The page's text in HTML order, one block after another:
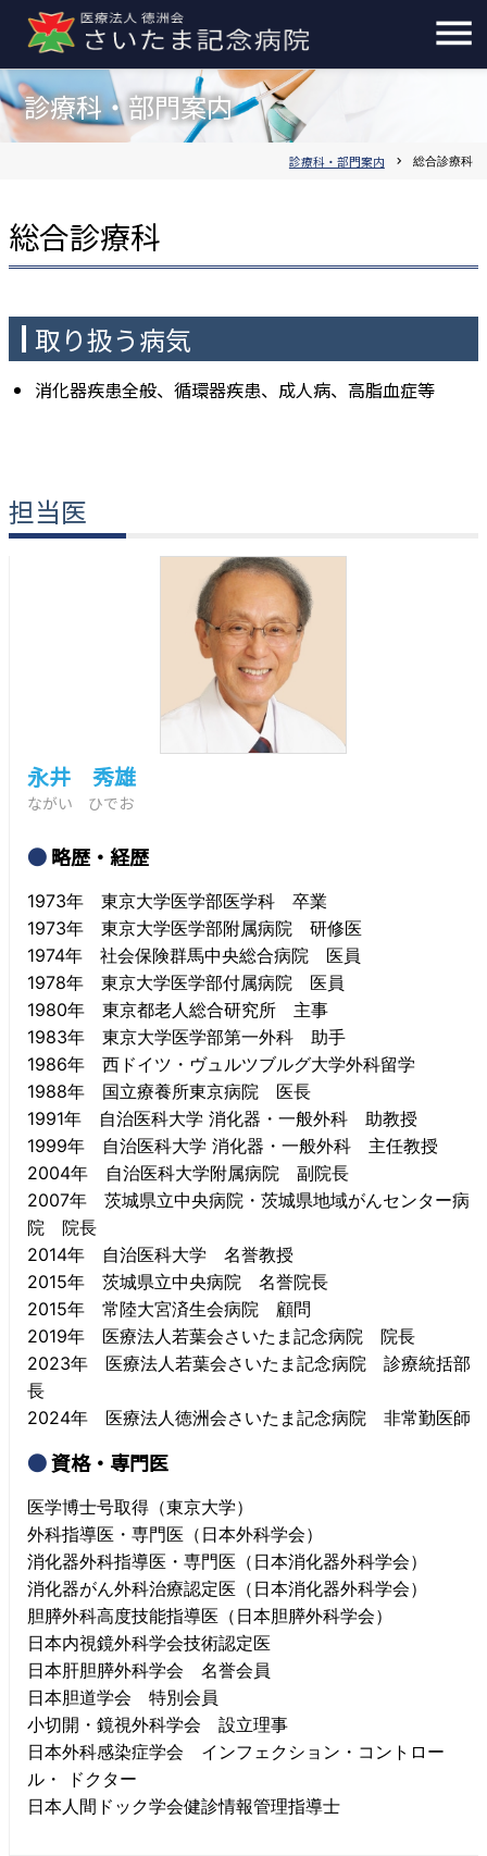
診療科・部門案内
診療科・部門案内 chevron_right 総合診療科
総合診療科
取り扱う病気
消化器疾患全般、循環器疾患、成人病、高脂血症等
担当医
永井 秀雄
ながい ひでお
略歴・経歴
1973年 東京大学医学部医学科 卒業
1973年 東京大学医学部附属病院 研修医
1974年 社会保険群馬中央総合病院 医員
1978年 東京大学医学部付属病院 医員
1980年 東京都老人総合研究所 主事
1983年 東京大学医学部第一外科 助手
1986年 西ドイツ・ヴュルツブルグ大学外科留学
1988年 国立療養所東京病院 医長
1991年 自治医科大学 消化器・一般外科 助教授
1999年 自治医科大学 消化器・一般外科 主任教授
2004年 自治医科大学附属病院 副院長
2007年 茨城県立中央病院・茨城県地域がんセンター病
院 院長
2014年 自治医科大学 名誉教授
2015年 茨城県立中央病院 名誉院長
2015年 常陸大宮済生会病院 顧問
2019年 医療法人若葉会さいたま記念病院 院長
2023年 医療法人若葉会さいたま記念病院 診療統括部
長
2024年 医療法人徳洲会さいたま記念病院 非常勤医師
資格・専門医
医学博士号取得（東京大学）
外科指導医・専門医（日本外科学会）
消化器外科指導医・専門医（日本消化器外科学会）
消化器がん外科治療認定医（日本消化器外科学会）
胆膵外科高度技能指導医（日本胆膵外科学会）
日本内視鏡外科学会技術認定医
日本肝胆膵外科学会 名誉会員
日本胆道学会 特別会員
小切開・鏡視外科学会 設立理事
日本外科感染症学会 インフェクション・コントロー
ル・ ドクター
日本人間ドック学会健診情報管理指導士